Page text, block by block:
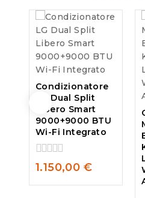
Condizionatore
LG Dual Split
Libero Smart
9000+9000 BTU
Wi-Fi Integrato
0
out
of
1.150,00 €